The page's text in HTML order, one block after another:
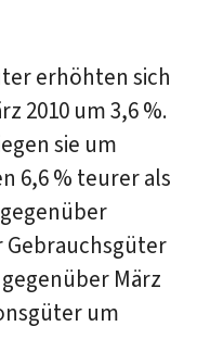
erhöhten sich
2010 um 3,6 %.
sie um
6,6 % teurer als
Gebrauchsgüter
März
um